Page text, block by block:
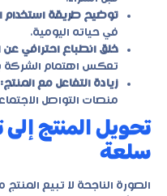
توضيح طريقة استخدام
في حياته اليومية.
خلق انطباع احترافي عن
تعكس اهتمام الشركة
زيادة التفاعل مع المنتج:
منصات التواصل
تحويل المنتج
سلعة
الصورة الناجحة لا تبيع